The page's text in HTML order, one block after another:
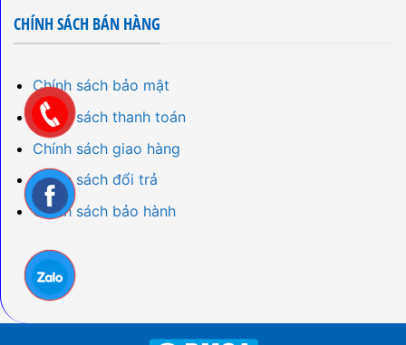
CHÍNH SÁCH BÁN HÀNG
Chính sách bảo mật
Chính sách thanh toán
Chính sách giao hàng
Chính sách đổi trả
Chính sách bảo hành